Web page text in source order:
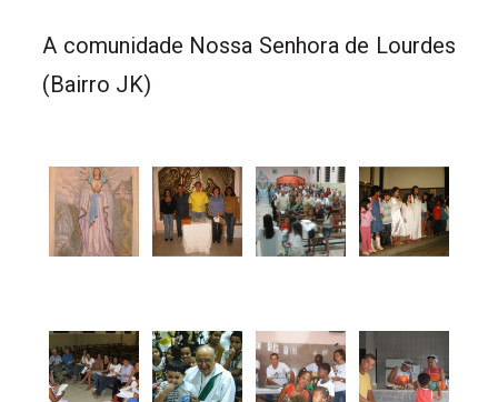
A comunidade Nossa Senhora de Lourdes
(Bairro JK)